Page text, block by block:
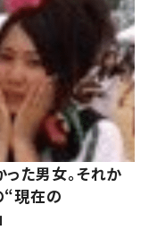
った男女。それか
現在の